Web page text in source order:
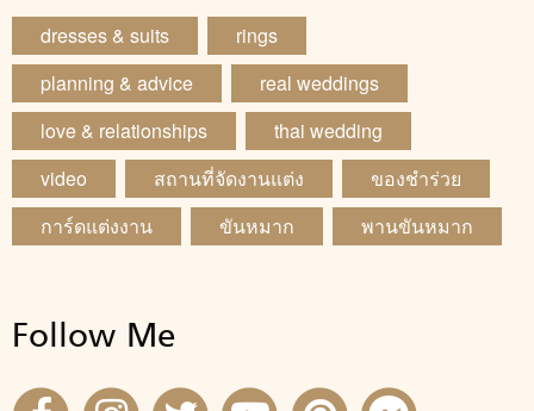
dresses & suits
rings
planning & advice
real weddings
love & relationships
thai wedding
video
สถานที่จัดงานแต่ง
ของชำร่วย
การ์ดแต่งงาน
ขันหมาก พานขันหมาก
Follow Me